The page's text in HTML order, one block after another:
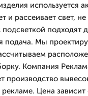
используется
и рассеивает свет,
подсветкой подходят
подача. Мы
Компания
производство
Цена